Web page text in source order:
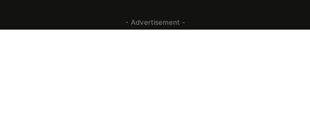
- Advertisement -